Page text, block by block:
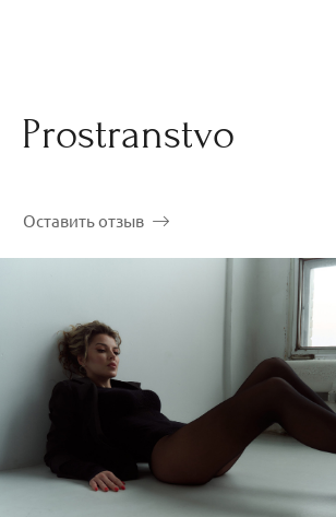
Prostranstvo
Оставить отзыв